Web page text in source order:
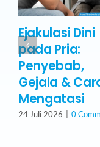
Ejakulasi Dini
pada Pria:
Penyebab,
Gejala &
Mengatasi
24 Juli 2026 0